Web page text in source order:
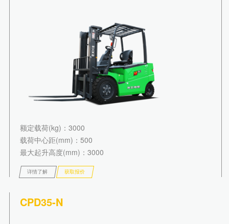
额定载荷(kg) ：3000
载荷中心距(mm) ：500
最大起升高度(mm) ：3000
详情了解 获取报价
CPD35-N